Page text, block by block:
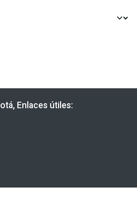
Enlaces útiles: